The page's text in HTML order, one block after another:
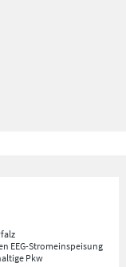
EEG-Stromeinspeisung
Pkw